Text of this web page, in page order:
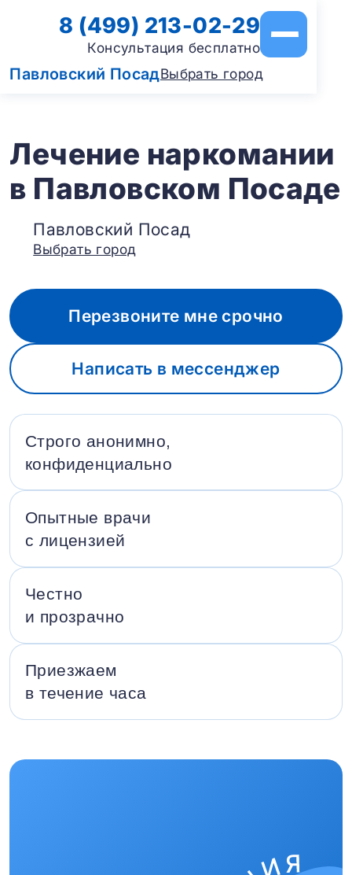
Павловский ПосадВыбрать город
8 (499) 213-02-29
Консультация бесплатно
Лечение наркомании
в Павловском Посаде
Павловский Посад
Выбрать город
Перезвоните мне срочно
Написать в мессенджер
Строго анонимно,
конфиденциально
Опытные врачи
с лицензией
Честно
и прозрачно
Приезжаем
в течение часа